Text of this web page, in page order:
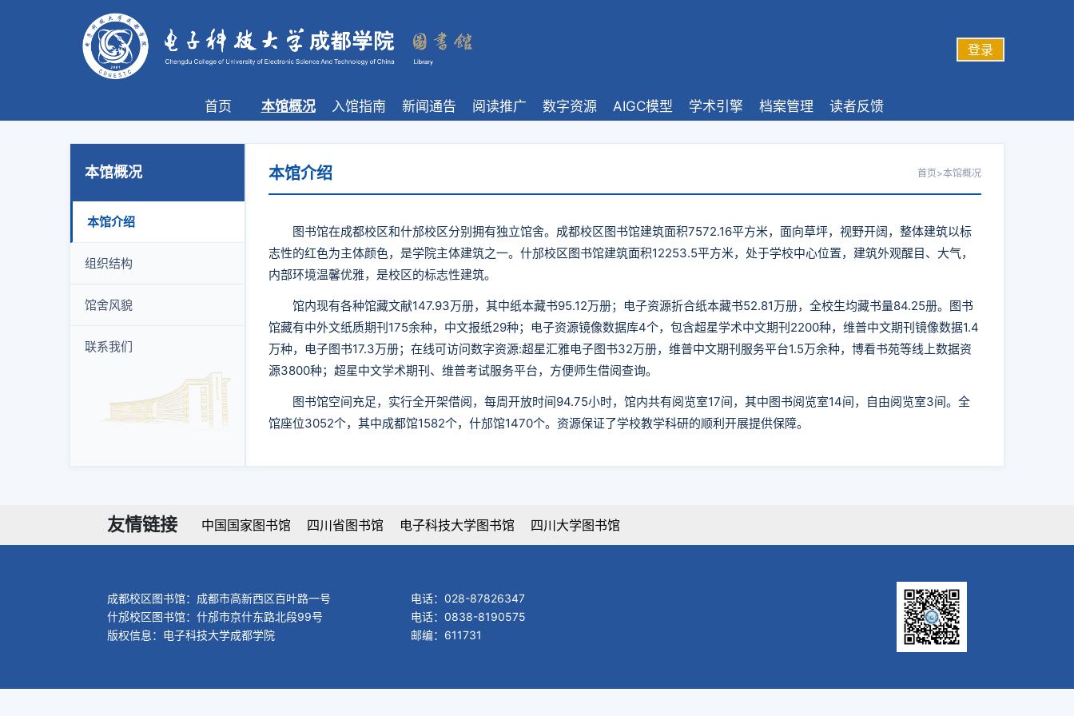
登录
首页 本馆概况 入馆指南 新闻通告 阅读推广 数字资源 AIGC模型 学术引擎 档案管理 读者反馈
本馆概况
本馆介绍
组织结构
馆舍风貌
联系我们
本馆介绍 首页>本馆概况
图书馆在成都校区和什邡校区分别拥有独立馆舍。成都校区图书馆建筑面积7572.16平方米，面向草坪，视野开阔，整体建筑以标
志性的红色为主体颜色，是学院主体建筑之一。什邡校区图书馆建筑面积12253.5平方米，处于学校中心位置，建筑外观醒目、大气，
内部环境温馨优雅，是校区的标志性建筑。
馆内现有各种馆藏文献147.93万册，其中纸本藏书95.12万册；电子资源折合纸本藏书52.81万册，全校生均藏书量84.25册。图书
馆藏有中外文纸质期刊175余种，中文报纸29种；电子资源镜像数据库4个，包含超星学术中文期刊2200种，维普中文期刊镜像数据1.4
万种，电子图书17.3万册；在线可访问数字资源:超星汇雅电子图书32万册，维普中文期刊服务平台1.5万余种，博看书苑等线上数据资
源3800种；超星中文学术期刊、维普考试服务平台，方便师生借阅查询。
图书馆空间充足，实行全开架借阅，每周开放时间94.75小时，馆内共有阅览室17间，其中图书阅览室14间，自由阅览室3间。全
馆座位3052个，其中成都馆1582个，什邡馆1470个。资源保证了学校教学科研的顺利开展提供保障。
友情链接 中国国家图书馆 四川省图书馆 电子科技大学图书馆 四川大学图书馆
成都校区图书馆：成都市高新西区百叶路一号
电话：028-87826347
什邡校区图书馆：什邡市京什东路北段99号
电话：0838-8190575
版权信息：电子科技大学成都学院
邮编：611731